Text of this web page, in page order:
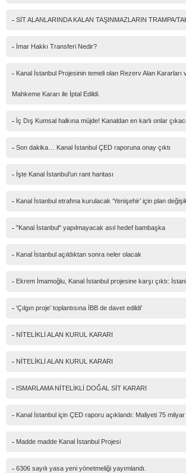
- SİT ALANLARINDA KALAN TAŞINMAZLARIN TRAMPA/
- İmar Hakkı Transferi Nedir?
- Kanal İstanbul Projesinin temeli olan Rezerv Alan Kararları
Mahkeme Kararı ile İptal Edildi.
- İç Dış Kumsal halkına müjde! Kanaldan en karlı onlar
- Son dakika… Kanal İstanbul ÇED raporuna onay çıktı
- İşte Kanal İstanbul’un rant haritası
- Kanal İstanbul etrafına kurulacak ‘Yenişehir’ için plan
- "Kanal İstanbul" yapılmayacak asıl hedef bambaşka
- Kanal İstanbul açıldıktan sonra neler olacak
- Ekrem İmamoğlu, Kanal İstanbul projesine karşı çıktı:
- ‘Çılgın proje’ toplantısına İBB de davet edildi'
- NİTELİKLİ ALAN KURUL KARARI
- NİTELİKLİ ALAN KURUL KARARI
- ISMARLAMA NİTELİKLİ DOĞAL SİT KARARI
- Kanal İstanbul için ÇED raporu açıklandı: Maliyeti 75 milyar
- Madde madde Kanal İstanbul Projesi
- 6306 sayılı yasa yeni yönetmeliği yayımlandı.